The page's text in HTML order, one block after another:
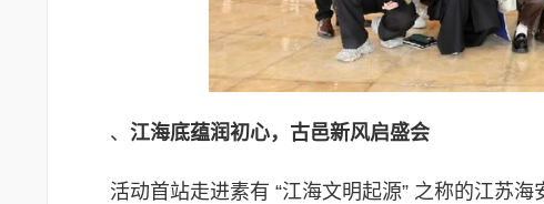
、 江海底蕴润初心，古邑新风启盛会
活动首站走进素有 “江海文明起源” 之称的江苏